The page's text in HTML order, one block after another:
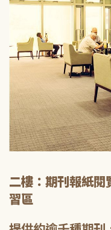
二樓：期刊報紙閱
習區